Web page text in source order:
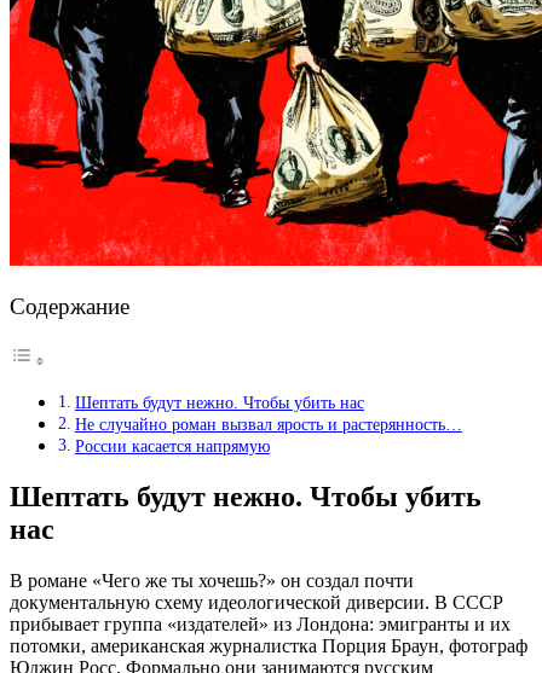
Содержание
Шептать будут нежно. Чтобы убить нас
Не случайно роман вызвал ярость и растерянность…
России касается напрямую
Шептать будут нежно. Чтобы убить
нас
В романе «Чего же ты хочешь?» он создал почти
документальную схему идеологической диверсии. В СССР
прибывает группа «издателей» из Лондона: эмигранты и их
потомки, американская журналистка Порция Браун, фотограф
Юджин Росс. Формально они занимаются русским